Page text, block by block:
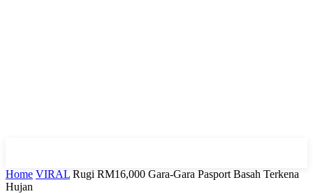
Home VIRAL Rugi RM16,000 Gara-Gara Pasport Basah Terkena
Hujan